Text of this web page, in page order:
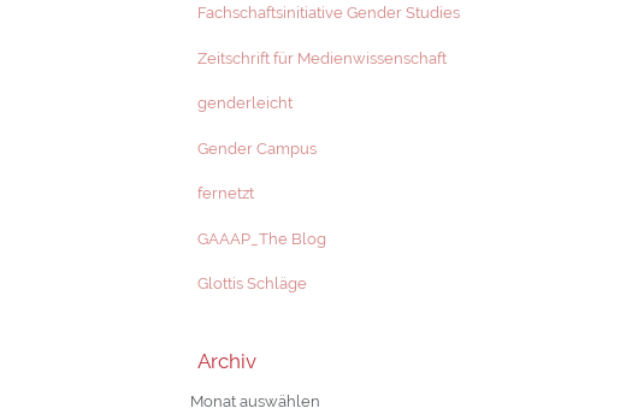
Fachschaftsinitiative Gender Studies
Zeitschrift für Medienwissenschaft
genderleicht
Gender Campus
fernetzt
GAAAP_The Blog
Glottis Schläge
Archiv
Archiv